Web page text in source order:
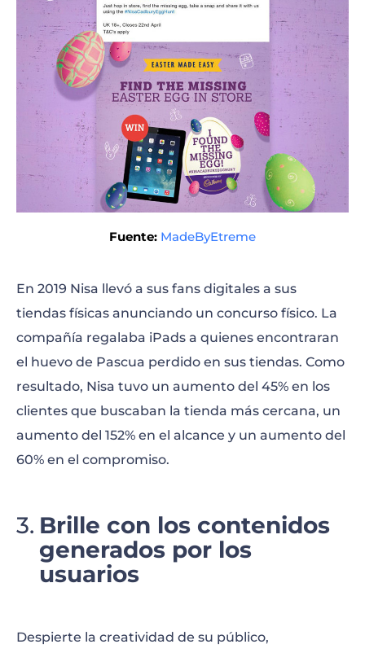
Fuente: MadeByEtreme
En 2019 Nisa llevó a sus fans digitales a sus
tiendas físicas anunciando un concurso físico. La
compañía regalaba iPads a quienes encontraran
el huevo de Pascua perdido en sus tiendas. Como
resultado, Nisa tuvo un aumento del 45% en los
clientes que buscaban la tienda más cercana, un
aumento del 152% en el alcance y un aumento del
60% en el compromiso.
Brille con los contenidos
generados por los
usuarios
Despierte la creatividad de su público,